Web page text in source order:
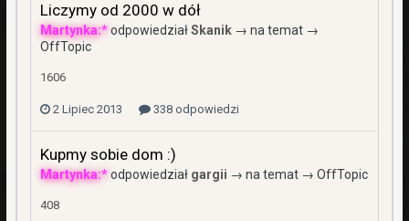
Liczymy od 2000 w dół
Martynka:*odpowiedziałSkanik→ na temat →
OffTopic
1606
2 Lipiec 2013 338 odpowiedzi
Kupmy sobie dom :)
Martynka:*odpowiedział gargii → na temat → OffTopic
408